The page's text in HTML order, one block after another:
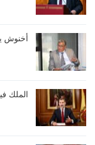
أخنوش
الملك